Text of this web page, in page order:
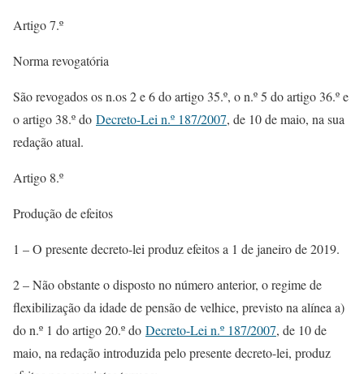
Artigo 7.º
Norma revogatória
São revogados os n.os 2 e 6 do artigo 35.º, o n.º 5 do artigo 36.º e
o artigo 38.º do Decreto-Lei n.º 187/2007, de 10 de maio, na sua
redação atual.
Artigo 8.º
Produção de efeitos
1 – O presente decreto-lei produz efeitos a 1 de janeiro de 2019.
2 – Não obstante o disposto no número anterior, o regime de
flexibilização da idade de pensão de velhice, previsto na alínea a)
do n.º 1 do artigo 20.º do Decreto-Lei n.º 187/2007, de 10 de
maio, na redação introduzida pelo presente decreto-lei, produz